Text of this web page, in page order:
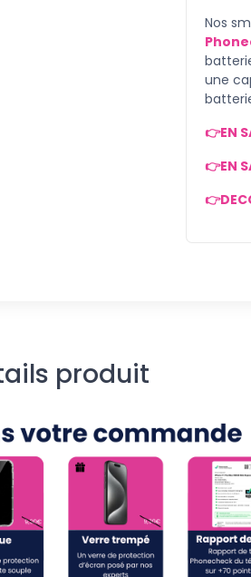
Nos
une
👉EN
👉EN
produit